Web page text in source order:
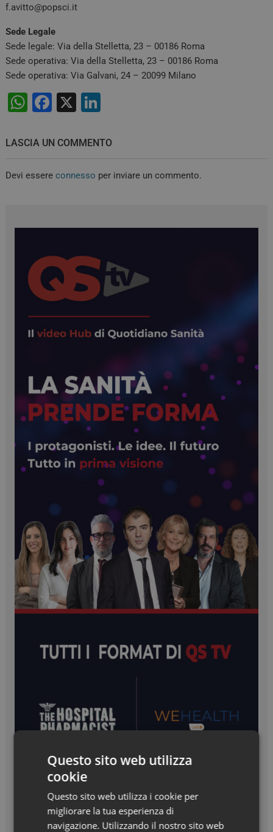
f.avitto@popsci.it
Sede Legale
Sede legale: Via della Stelletta, 23 – 00186 Roma
Sede operativa: Via della Stelletta, 23 – 00186 Roma
Sede operativa: Via Galvani, 24 – 20099 Milano
W
at
A
F
c
b
X
k
dI
LASCIA UN COMMENTO
Devi essereconnesso per inviare un commento.
Questo sito web utilizza
cookie
Questo sito web utilizza i cookie per
migliorare la tua esperienza di
navigazione. Utilizzando il nostro sito web